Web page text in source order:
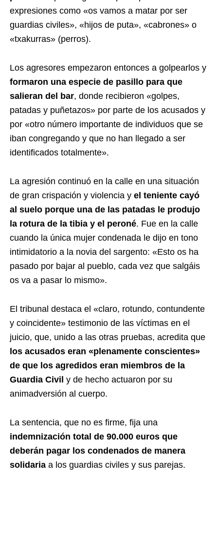
expresiones como «os vamos a matar por ser
guardias civiles», «hijos de puta», «cabrones» o
«txakurras» (perros).
Los agresores empezaron entonces a golpearlos y
formaron una especie de pasillo para que
salieran del bar, donde recibieron «golpes,
patadas y puñetazos» por parte de los acusados y
por «otro número importante de individuos que se
iban congregando y que no han llegado a ser
identificados totalmente».
La agresión continuó en la calle en una situación
de gran crispación y violencia y el teniente cayó
al suelo porque una de las patadas le produjo
la rotura de la tibia y el peroné. Fue en la calle
cuando la única mujer condenada le dijo en tono
intimidatorio a la novia del sargento: «Esto os ha
pasado por bajar al pueblo, cada vez que salgáis
os va a pasar lo mismo».
El tribunal destaca el «claro, rotundo, contundente
y coincidente» testimonio de las víctimas en el
juicio, que, unido a las otras pruebas, acredita que
los acusados eran «plenamente conscientes»
de que los agredidos eran miembros de la
Guardia Civil y de hecho actuaron por su
animadversión al cuerpo.
La sentencia, que no es firme, fija una
indemnización total de 90.000 euros que
deberán pagar los condenados de manera
solidaria a los guardias civiles y sus parejas.